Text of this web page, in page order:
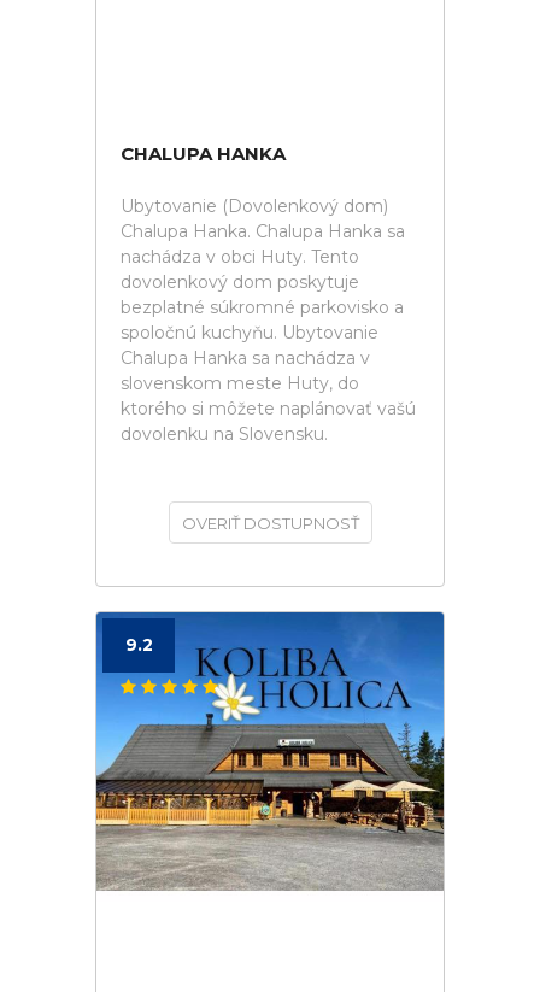
CHALUPA HANKA
Ubytovanie (Dovolenkový dom)
Chalupa Hanka. Chalupa Hanka sa
nachádza v obci Huty. Tento
dovolenkový dom poskytuje
bezplatné súkromné parkovisko a
spoločnú kuchyňu. Ubytovanie
Chalupa Hanka sa nachádza v
slovenskom meste Huty, do
ktorého si môžete naplánovať vašú
dovolenku na Slovensku.
OVERIŤ DOSTUPNOSŤ
9.2